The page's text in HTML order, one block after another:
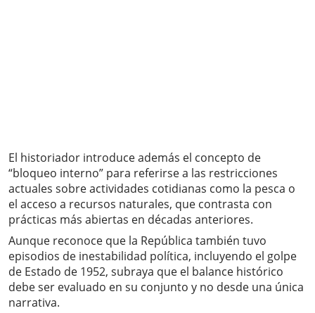
El historiador introduce además el concepto de
“bloqueo interno” para referirse a las restricciones
actuales sobre actividades cotidianas como la pesca o
el acceso a recursos naturales, que contrasta con
prácticas más abiertas en décadas anteriores.
Aunque reconoce que la República también tuvo
episodios de inestabilidad política, incluyendo el golpe
de Estado de 1952, subraya que el balance histórico
debe ser evaluado en su conjunto y no desde una única
narrativa.